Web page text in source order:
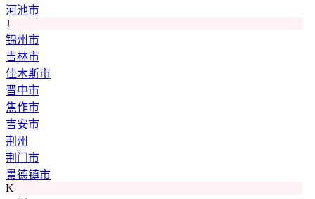
河池市
J
锦州市
吉林市
佳木斯市
晋中市
焦作市
吉安市
荆州
荆门市
景德镇市
K